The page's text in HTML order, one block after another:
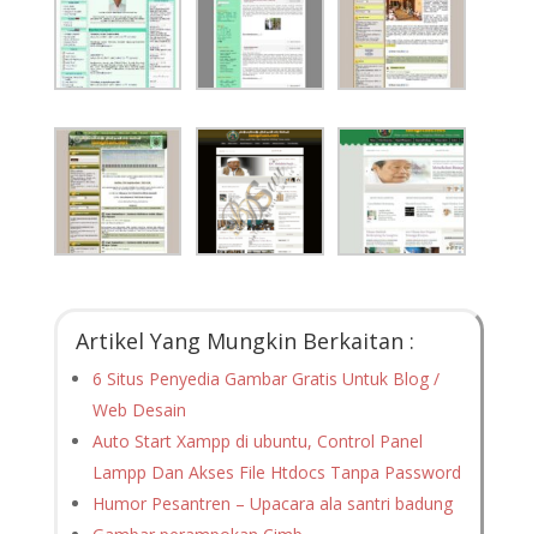
Artikel Yang Mungkin Berkaitan :
6 Situs Penyedia Gambar Gratis Untuk Blog /
Web Desain
Auto Start Xampp di ubuntu, Control Panel
Lampp Dan Akses File Htdocs Tanpa Password
Humor Pesantren – Upacara ala santri badung